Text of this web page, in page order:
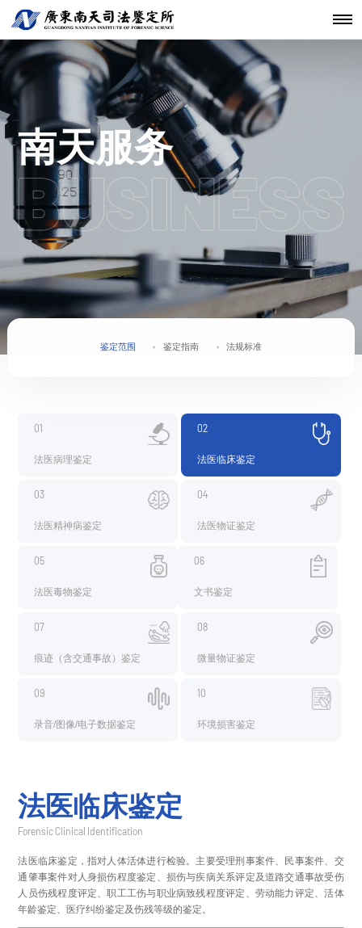
关于南天
发展历程
核心团队
机构文化
仪器设备
科技研发
分支机构
鉴定服务
鉴定指南
法规标准
经典案例
法医类鉴定
物证类鉴定
声像资料类
鉴定
文件形成时
间鉴定
新闻资讯
通知公告
行业动态
工程中心
开放课题
联系我们
南天服务
鉴定范围 鉴定指南 法规标准
01
法医病理鉴定
02
法医临床鉴定
03
法医精神病鉴定
04
法医物证鉴定
05
法医毒物鉴定
06
文书鉴定
07
痕迹（含交通事故）鉴定
08
微量物证鉴定
09
录音/图像/电子数据鉴定
10
环境损害鉴定
法医临床鉴定
Forensic Clinical Identification
法医临床鉴定，指对人体活体进行检验。主要受理刑事案件、民事案件、交
通肇事案件对人身损伤程度鉴定、损伤与疾病关系评定及道路交通事故受伤
人员伤残程度评定、职工工伤与职业病致残程度评定、劳动能力评定、活体
年龄鉴定、医疗纠纷鉴定及伤残等级的鉴定。